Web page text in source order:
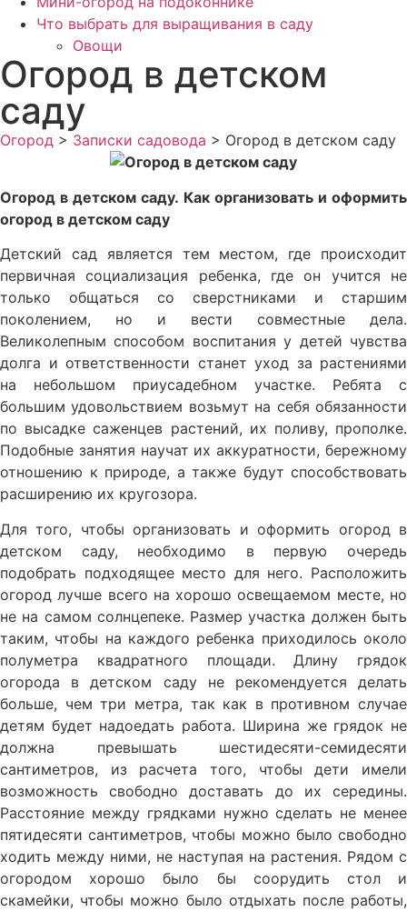
Что выбрать для выращивания в саду
Овощи
Огород в детском
саду
Огород > Записки садовода > Огород в детском саду
Огород в детском саду. Как организовать и оформить
огород в детском саду
Детский сад является тем местом, где происходит
первичная социализация ребенка, где он учится не
только общаться со сверстниками и старшим
поколением, но и вести совместные дела.
Великолепным способом воспитания у детей чувства
долга и ответственности станет уход за растениями
на небольшом приусадебном участке. Ребята с
большим удовольствием возьмут на себя обязанности
по высадке саженцев растений, их поливу, прополке.
Подобные занятия научат их аккуратности, бережному
отношению к природе, а также будут способствовать
расширению их кругозора.
Для того, чтобы организовать и оформить огород в
детском саду, необходимо в первую очередь
подобрать подходящее место для него. Расположить
огород лучше всего на хорошо освещаемом месте, но
не на самом солнцепеке. Размер участка должен быть
таким, чтобы на каждого ребенка приходилось около
полуметра квадратного площади. Длину грядок
огорода в детском саду не рекомендуется делать
больше, чем три метра, так как в противном случае
детям будет надоедать работа. Ширина же грядок не
должна превышать шестидесяти-семидесяти
сантиметров, из расчета того, чтобы дети имели
возможность свободно доставать до их середины.
Расстояние между грядками нужно сделать не менее
пятидесяти сантиметров, чтобы можно было свободно
ходить между ними, не наступая на растения. Рядом с
огородом хорошо было бы соорудить стол и
скамейки, чтобы можно было отдыхать после работы,